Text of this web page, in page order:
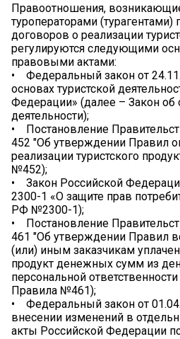
Правоотношения,
туроператорами
договоров о реализации
регулируются следующими
правовыми актами:
• Федеральный закон от
основах туристской
Федерации» (далее – Закон об
деятельности);
• Постановление
452 "Об утверждении Правил
реализации туристского
№452);
• Закон Российской
2300-1 «О защите прав
РФ №2300-1);
• Постановление
461 "Об утверждении Правил
(или) иным заказчикам
продукт денежных сумм из
персональной
Правила №461);
• Федеральный закон от
внесении изменений в
акты Российской Федерации